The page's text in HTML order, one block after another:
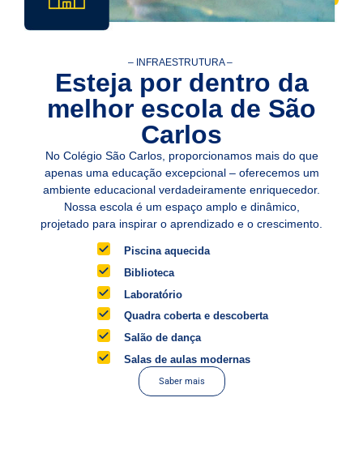
– INFRAESTRUTURA –
Esteja por dentro da
melhor escola de São
Carlos
No Colégio São Carlos, proporcionamos mais do que
apenas uma educação excepcional – oferecemos um
ambiente educacional verdadeiramente enriquecedor.
Nossa escola é um espaço amplo e dinâmico,
projetado para inspirar o aprendizado e o crescimento.
Piscina aquecida
Biblioteca
Laboratório
Quadra coberta e descoberta
Salão de dança
Salas de aulas modernas
Saber mais